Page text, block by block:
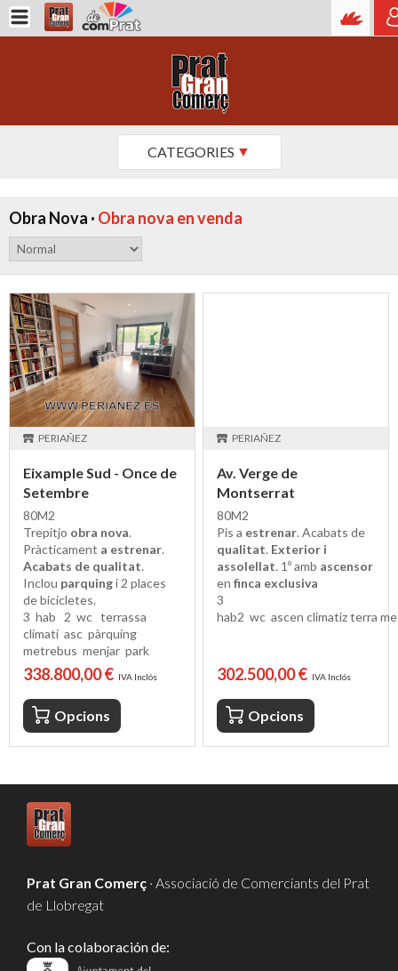
CATEGORIES
Obra Nova · Obra nova en venda
PERIAÑEZ
Eixample Sud - Once de
Setembre
80M2
Trepitjo obra nova.
Pràcticament a estrenar.
Acabats de qualitat.
Inclou parquingi 2 places
de bicicletes.
3 hab 2 wc terrassa
climati asc pàrquing
metrebus menjar park
338.800,00 € IVA Inclós
Opcions
PERIAÑEZ
Av. Verge de
Montserrat
80M2
Pis a estrenar. Acabats de
qualitat. Exterior i
assolellat. 1º amb ascensor
enfinca exclusiva
3
hab2 wc ascen climatizterra
302.500,00 € IVA Inclós
Opcions
Prat Gran Comerç · Associació de Comerciants del Prat
de Llobregat
Con la colaboración de: